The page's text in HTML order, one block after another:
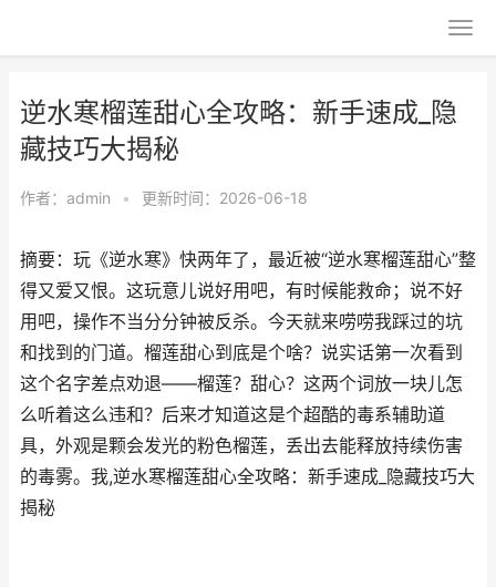
逆水寒榴莲甜心全攻略：新手速成_隐
藏技巧大揭秘
作者： admin • 更新时间：2026-06-18
摘要：玩《逆水寒》快两年了，最近被“逆水寒榴莲甜心”整
得又爱又恨。这玩意儿说好用吧，有时候能救命；说不好
用吧，操作不当分分钟被反杀。今天就来唠唠我踩过的坑
和找到的门道。榴莲甜心到底是个啥？说实话第一次看到
这个名字差点劝退——榴莲？甜心？这两个词放一块儿怎
么听着这么违和？后来才知道这是个超酷的毒系辅助道
具，外观是颗会发光的粉色榴莲，丢出去能释放持续伤害
的毒雾。我,逆水寒榴莲甜心全攻略：新手速成_隐藏技巧大
揭秘